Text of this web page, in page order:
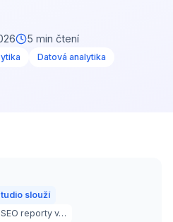
5 min čtení
Datová analytika
slouží
reporty v…